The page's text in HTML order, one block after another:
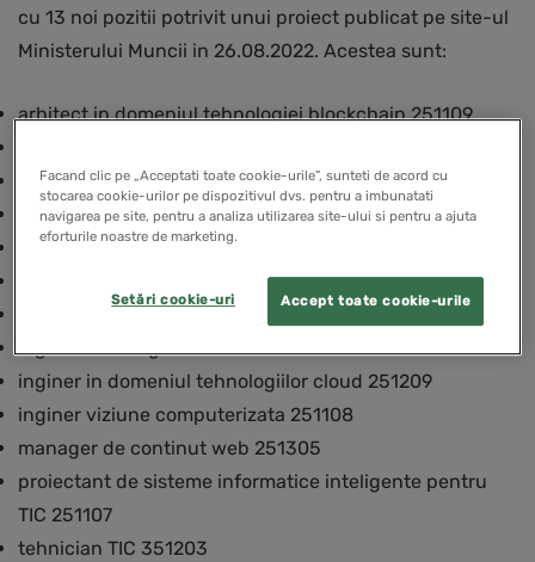
cu 13 noi pozitii potrivit unui proiect publicat pe site-ul
Ministerului Muncii in 26.08.2022. Acestea sunt:
arhitect in domeniul tehnologiei blockchain 251109
dezvoltator interfata cu utilizatorul 251211
dezvoltator in domeniul tehnologiei blockchain 251210
dezvoltator jocuri digitale 251307
expert in optimizarea motoarelor de cautare 251306
inginer de date complexe (big data) 251212
inginer de integrare 251106
inginer in domeniul tehnologiilor cloud 251209
inginer viziune computerizata 251108
manager de continut web 251305
proiectant de sisteme informatice inteligente pentru
TIC 251107
tehnician TIC 351203
Facand clic pe „Acceptati toate cookie-urile”, sunteti de acord cu
stocarea cookie-urilor pe dispozitivul dvs. pentru a imbunatati
navigarea pe site, pentru a analiza utilizarea site-ului si pentru a ajuta
eforturile noastre de marketing.
Accept toate cookie-urile
Setări cookie-uri